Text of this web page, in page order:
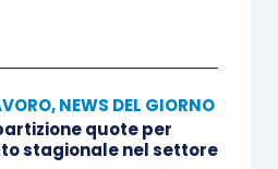
,NEWS DEL GIORNO
quote per
stagionale nel settore